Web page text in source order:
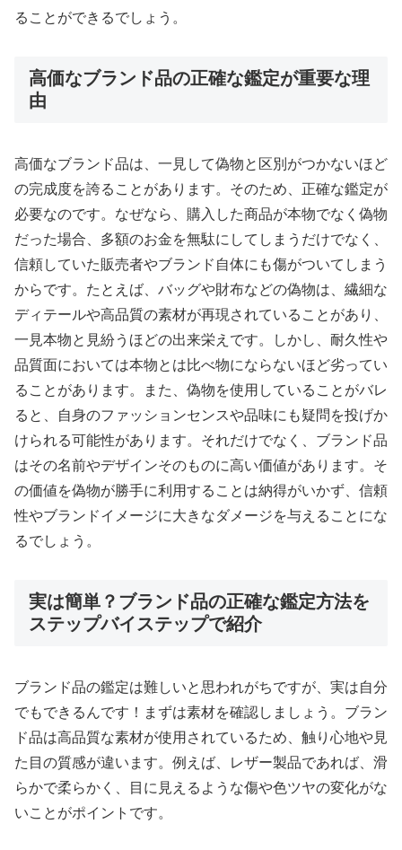
ることができるでしょう。
高価なブランド品の正確な鑑定が重要な理
由
高価なブランド品は、一見して偽物と区別がつかないほど
の完成度を誇ることがあります。そのため、正確な鑑定が
必要なのです。なぜなら、購入した商品が本物でなく偽物
だった場合、多額のお金を無駄にしてしまうだけでなく、
信頼していた販売者やブランド自体にも傷がついてしまう
からです。たとえば、バッグや財布などの偽物は、繊細な
ディテールや高品質の素材が再現されていることがあり、
一見本物と見紛うほどの出来栄えです。しかし、耐久性や
品質面においては本物とは比べ物にならないほど劣ってい
ることがあります。また、偽物を使用していることがバレ
ると、自身のファッションセンスや品味にも疑問を投げか
けられる可能性があります。それだけでなく、ブランド品
はその名前やデザインそのものに高い価値があります。そ
の価値を偽物が勝手に利用することは納得がいかず、信頼
性やブランドイメージに大きなダメージを与えることにな
るでしょう。
実は簡単？ブランド品の正確な鑑定方法を
ステップバイステップで紹介
ブランド品の鑑定は難しいと思われがちですが、実は自分
でもできるんです！まずは素材を確認しましょう。ブラン
ド品は高品質な素材が使用されているため、触り心地や見
た目の質感が違います。例えば、レザー製品であれば、滑
らかで柔らかく、目に見えるような傷や色ツヤの変化がな
いことがポイントです。